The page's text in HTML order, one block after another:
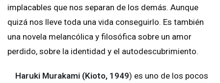
implacables que nos separan de los demás. Aunque
quizá nos lleve toda una vida conseguirlo. Es también
una novela melancólica y filosófica sobre un amor
perdido, sobre la identidad y el autodescubrimiento.
Haruki Murakami (Kioto, 1949) es uno de los pocos